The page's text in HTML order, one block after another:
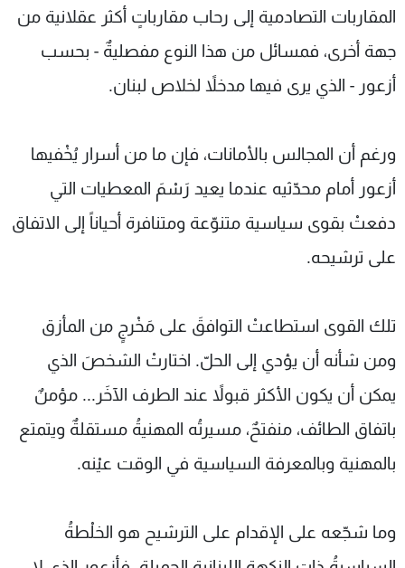
المقاربات التصادمية إلى رحاب مقارباتٍ أكثر عقلانية من
جهة أخرى، فمسائل من هذا النوع مفصليةٌ - بحسب
أزعور - الذي يرى فيها مدخلاً لخلاص لبنان.
ورغم أن المجالس بالأمانات، فإن ما من أسرار يُخْفيها
أزعور أمام محدّثيه عندما يعيد رَسْمَ المعطيات التي
دفعتْ بقوى سياسية متنوّعة ومتنافرة أحياناً إلى الاتفاق
على ترشيحه.
تلك القوى استطاعتْ التوافقَ على مَخْرجٍ من المأزق
ومن شأنه أن يؤدي إلى الحلّ. اختارتْ الشخصَ الذي
يمكن أن يكون الأكثر قبولاً عند الطرف الآخَر... مؤمنٌ
باتفاق الطائف، منفتحٌ، مسيرتُه المهنيةُ مستقلةٌ ويتمتع
بالمهنية وبالمعرفة السياسية في الوقت عيْنه.
وما شجّعه على الإقدام على الترشيح هو الخلْطةُ